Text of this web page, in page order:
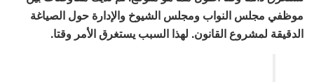
موظفي مجلس النواب ومجلس الشيوخ والإدارة حول الصياغة
الدقيقة لمشروع القانون. لهذا السبب يستغرق الأمر وقتا.